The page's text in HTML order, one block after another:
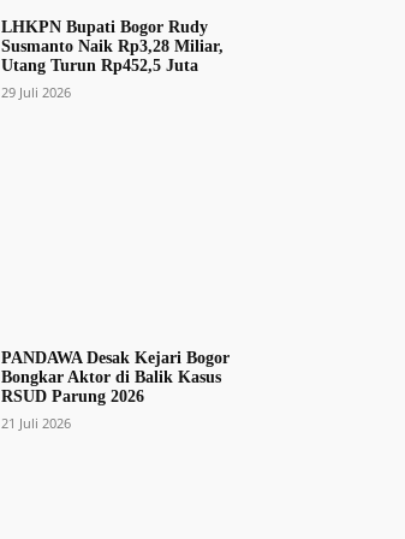
LHKPN Bupati Bogor Rudy
Susmanto Naik Rp3,28 Miliar,
Utang Turun Rp452,5 Juta
29 Juli 2026
PANDAWA Desak Kejari Bogor
Bongkar Aktor di Balik Kasus
RSUD Parung 2026
21 Juli 2026